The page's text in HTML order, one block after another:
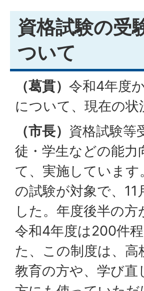
資格試験の受
ついて
（葛貫） 令和4年度
について、現在の
（市長） 資格試験等
徒・学生などの能力
て、実施していま
の試験が対象で、
した。年度後半の
令和4年度は200件
た、この制度は、
教育の方や、学び